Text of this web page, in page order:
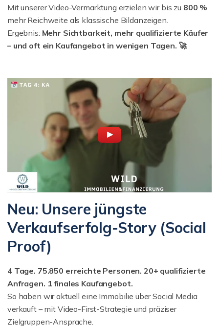
Mit unserer Video-Vermarktung erzielen wir bis zu 800 %
mehr Reichweite als klassische Bildanzeigen.
Ergebnis: Mehr Sichtbarkeit, mehr qualifizierte Käufer
– und oft ein Kaufangebot in wenigen Tagen. 🚀
Neu: Unsere jüngste
Verkaufserfolg-Story (Social
Proof)
4 Tage. 75.850 erreichte Personen. 20+ qualifizierte
Anfragen. 1 finales Kaufangebot.
So haben wir aktuell eine Immobilie über Social Media
verkauft – mit Video-First-Strategie und präziser
Zielgruppen-Ansprache.